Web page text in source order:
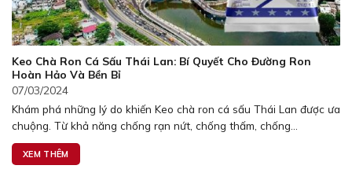
Keo Chà Ron Cá Sấu Thái Lan: Bí Quyết Cho Đường Ron
Hoàn Hảo Và Bền Bỉ
07/03/2024
Khám phá những lý do khiến Keo chà ron cá sấu Thái Lan được ưa
chuộng. Từ khả năng chống rạn nứt, chống thấm, chống...
XEM THÊM